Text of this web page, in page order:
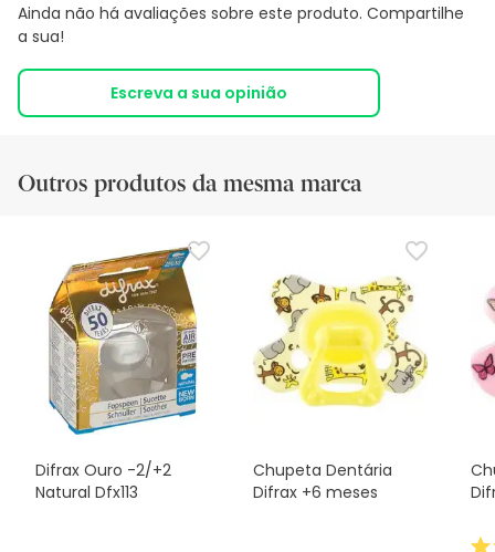
Ainda não há avaliações sobre este produto. Compartilhe
a sua!
Escreva a sua opinião
Outros produtos da mesma marca
Difrax Ouro -2/+2
Natural Dfx113
Chupeta Dentária
Difrax +6 meses